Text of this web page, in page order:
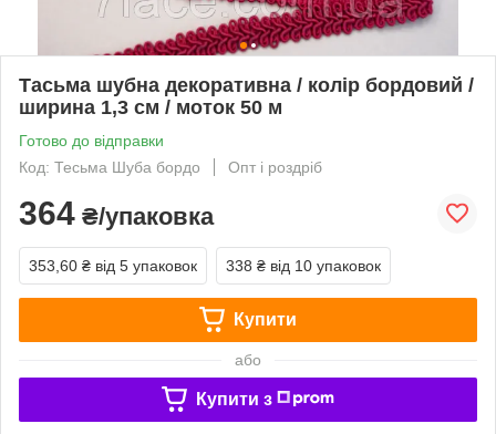
Тасьма шубна декоративна / колір бордовий /
ширина 1,3 см / моток 50 м
Готово до відправки
Код: Тесьма Шуба бордо
Опт і роздріб
364 ₴/упаковка
353,60 ₴ від 5 упаковок 338 ₴ від 10 упаковок
Купити
або
Купити з